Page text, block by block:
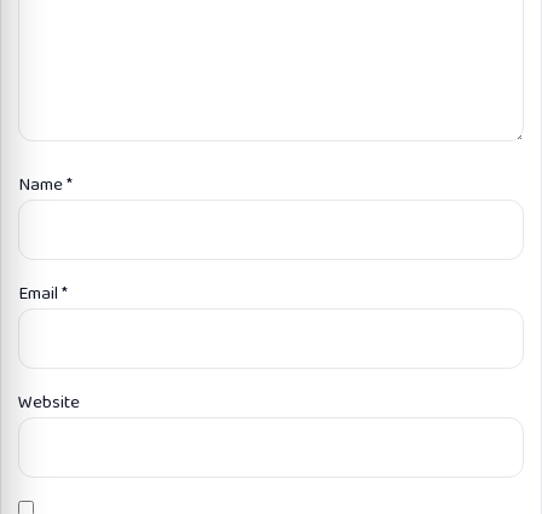
Name*
Email*
Website